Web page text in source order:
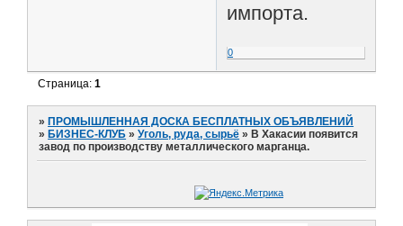
импорта.
0
Страница:1
» ПРОМЫШЛЕННАЯ ДОСКА БЕСПЛАТНЫХ ОБЪЯВЛЕНИЙ
» БИЗНЕС-КЛУБ »Уголь, руда, сырьё » В Хакасии появится
завод по производству металлического марганца.